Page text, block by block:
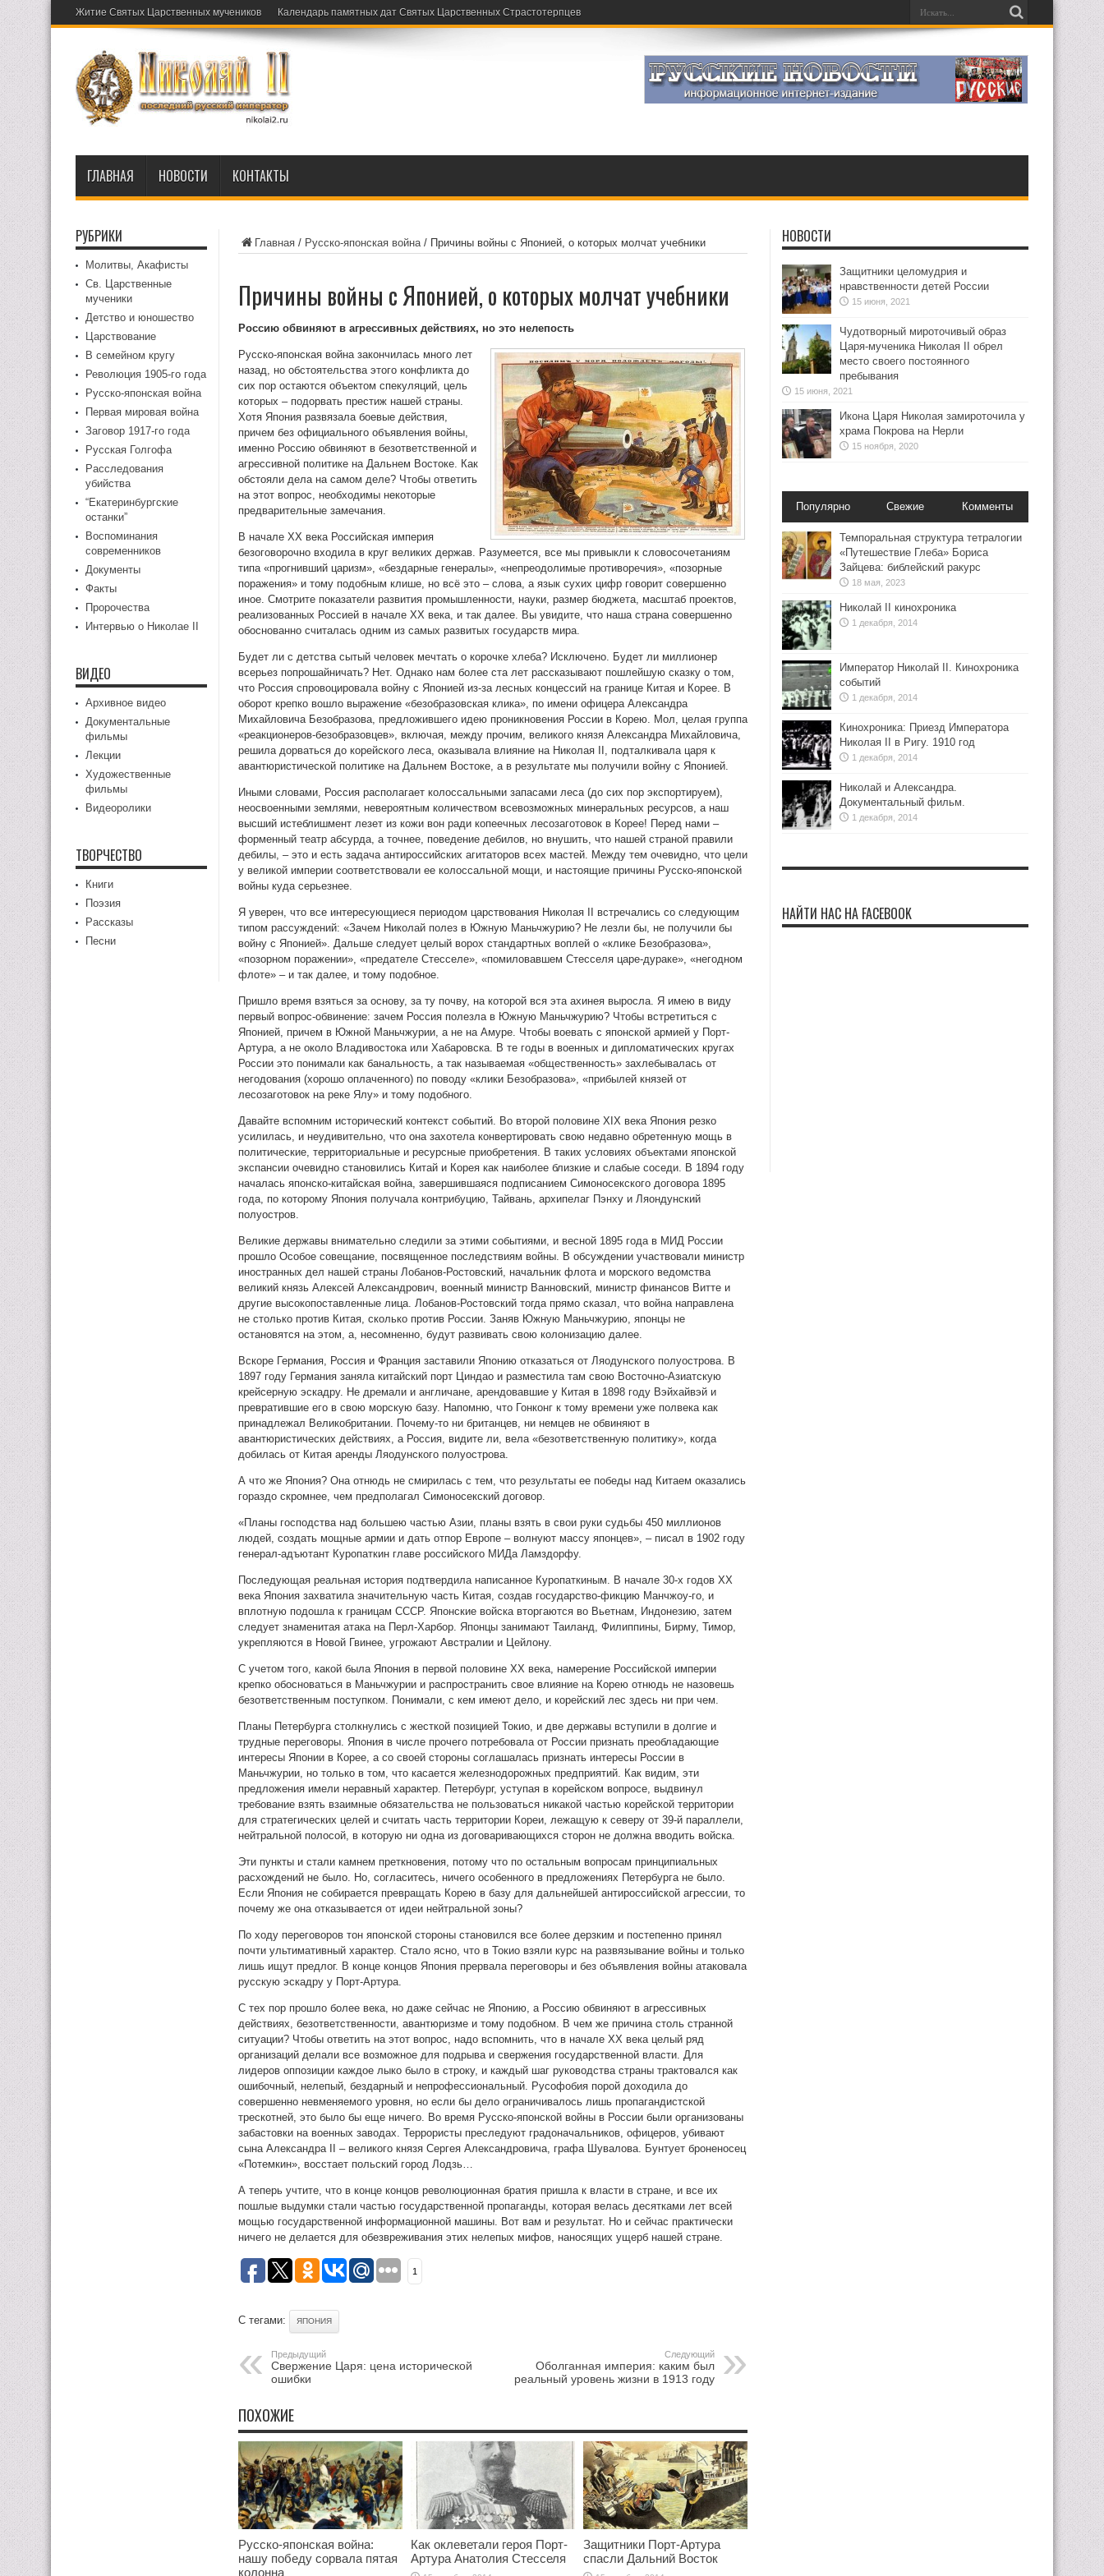
Житие Святых Царственных мучеников Календарь памятных дат Святых Царственных Страстотерпцев
ГЛАВНАЯ НОВОСТИ КОНТАКТЫ
Главная / Русско-японская война/ Причины войны с Японией, о которых молчат учебники
Причины войны с Японией, о которых молчат учебники
Россию обвиняют в агрессивных действиях, но это нелепость
Русско-японская война закончилась много лет
назад, но обстоятельства этого конфликта до
сих пор остаются объектом спекуляций, цель
которых – подорвать престиж нашей страны.
Хотя Япония развязала боевые действия,
причем без официального объявления войны,
именно Россию обвиняют в безответственной и
агрессивной политике на Дальнем Востоке. Как
обстояли дела на самом деле? Чтобы ответить
на этот вопрос, необходимы некоторые
предварительные замечания.
В начале XX века Российская империя
безоговорочно входила в круг великих держав. Разумеется, все мы привыкли к словосочетаниям
типа «прогнивший царизм», «бездарные генералы», «непреодолимые противоречия», «позорные
поражения» и тому подобным клише, но всё это – слова, а язык сухих цифр говорит совершенно
иное. Смотрите показатели развития промышленности, науки, размер бюджета, масштаб проектов,
реализованных Россией в начале XX века, и так далее. Вы увидите, что наша страна совершенно
обоснованно считалась одним из самых развитых государств мира.
Будет ли с детства сытый человек мечтать о корочке хлеба? Исключено. Будет ли миллионер
всерьез попрошайничать? Нет. Однако нам более ста лет рассказывают пошлейшую сказку о том,
что Россия спровоцировала войну с Японией из-за лесных концессий на границе Китая и Корее. В
оборот крепко вошло выражение «безобразовская клика», по имени офицера Александра
Михайловича Безобразова, предложившего идею проникновения России в Корею. Мол, целая группа
«реакционеров-безобразовцев», включая, между прочим, великого князя Александра Михайловича,
решила дорваться до корейского леса, оказывала влияние на Николая II, подталкивала царя к
авантюристической политике на Дальнем Востоке, а в результате мы получили войну с Японией.
Иными словами, Россия располагает колоссальными запасами леса (до сих пор экспортируем),
неосвоенными землями, невероятным количеством всевозможных минеральных ресурсов, а наш
высший истеблишмент лезет из кожи вон ради копеечных лесозаготовок в Корее! Перед нами –
форменный театр абсурда, а точнее, поведение дебилов, но внушить, что нашей страной правили
дебилы, – это и есть задача антироссийских агитаторов всех мастей. Между тем очевидно, что цели
у великой империи соответствовали ее колоссальной мощи, и настоящие причины Русско-японской
войны куда серьезнее.
Я уверен, что все интересующиеся периодом царствования Николая II встречались со следующим
типом рассуждений: «Зачем Николай полез в Южную Маньчжурию? Не лезли бы, не получили бы
войну с Японией». Дальше следует целый ворох стандартных воплей о «клике Безобразова»,
«позорном поражении», «предателе Стесселе», «помиловавшем Стесселя царе-дураке», «негодном
флоте» – и так далее, и тому подобное.
Пришло время взяться за основу, за ту почву, на которой вся эта ахинея выросла. Я имею в виду
первый вопрос-обвинение: зачем Россия полезла в Южную Маньчжурию? Чтобы встретиться с
Японией, причем в Южной Маньчжурии, а не на Амуре. Чтобы воевать с японской армией у Порт-
Артура, а не около Владивостока или Хабаровска. В те годы в военных и дипломатических кругах
России это понимали как банальность, а так называемая «общественность» захлебывалась от
негодования (хорошо оплаченного) по поводу «клики Безобразова», «прибылей князей от
лесозаготовок на реке Ялу» и тому подобного.
Давайте вспомним исторический контекст событий. Во второй половине XIX века Япония резко
усилилась, и неудивительно, что она захотела конвертировать свою недавно обретенную мощь в
политические, территориальные и ресурсные приобретения. В таких условиях объектами японской
экспансии очевидно становились Китай и Корея как наиболее близкие и слабые соседи. В 1894 году
началась японско-китайская война, завершившаяся подписанием Симоносекского договора 1895
года, по которому Япония получала контрибуцию, Тайвань, архипелаг Пэнху и Ляондунский
полуостров.
Великие державы внимательно следили за этими событиями, и весной 1895 года в МИД России
прошло Особое совещание, посвященное последствиям войны. В обсуждении участвовали министр
иностранных дел нашей страны Лобанов-Ростовский, начальник флота и морского ведомства
великий князь Алексей Александрович, военный министр Ванновский, министр финансов Витте и
другие высокопоставленные лица. Лобанов-Ростовский тогда прямо сказал, что война направлена
не столько против Китая, сколько против России. Заняв Южную Маньчжурию, японцы не
остановятся на этом, а, несомненно, будут развивать свою колонизацию далее.
Вскоре Германия, Россия и Франция заставили Японию отказаться от Ляодунского полуострова. В
1897 году Германия заняла китайский порт Циндао и разместила там свою Восточно-Азиатскую
крейсерную эскадру. Не дремали и англичане, арендовавшие у Китая в 1898 году Вэйхайвэй и
превратившие его в свою морскую базу. Напомню, что Гонконг к тому времени уже полвека как
принадлежал Великобритании. Почему-то ни британцев, ни немцев не обвиняют в
авантюристических действиях, а Россия, видите ли, вела «безответственную политику», когда
добилась от Китая аренды Ляодунского полуострова.
А что же Япония? Она отнюдь не смирилась с тем, что результаты ее победы над Китаем оказались
гораздо скромнее, чем предполагал Симоносекский договор.
«Планы господства над большею частью Азии, планы взять в свои руки судьбы 450 миллионов
людей, создать мощные армии и дать отпор Европе – волнуют массу японцев», – писал в 1902 году
генерал-адъютант Куропаткин главе российского МИДа Ламздорфу.
Последующая реальная история подтвердила написанное Куропаткиным. В начале 30-х годов XX
века Япония захватила значительную часть Китая, создав государство-фикцию Манчжоу-го, и
вплотную подошла к границам СССР. Японские войска вторгаются во Вьетнам, Индонезию, затем
следует знаменитая атака на Перл-Харбор. Японцы занимают Таиланд, Филиппины, Бирму, Тимор,
укрепляются в Новой Гвинее, угрожают Австралии и Цейлону.
С учетом того, какой была Япония в первой половине XX века, намерение Российской империи
крепко обосноваться в Маньчжурии и распространить свое влияние на Корею отнюдь не назовешь
безответственным поступком. Понимали, с кем имеют дело, и корейский лес здесь ни при чем.
Планы Петербурга столкнулись с жесткой позицией Токио, и две державы вступили в долгие и
трудные переговоры. Япония в числе прочего потребовала от России признать преобладающие
интересы Японии в Корее, а со своей стороны соглашалась признать интересы России в
Маньчжурии, но только в том, что касается железнодорожных предприятий. Как видим, эти
предложения имели неравный характер. Петербург, уступая в корейском вопросе, выдвинул
требование взять взаимные обязательства не пользоваться никакой частью корейской территории
для стратегических целей и считать часть территории Кореи, лежащую к северу от 39-й параллели,
нейтральной полосой, в которую ни одна из договаривающихся сторон не должна вводить войска.
Эти пункты и стали камнем преткновения, потому что по остальным вопросам принципиальных
расхождений не было. Но, согласитесь, ничего особенного в предложениях Петербурга не было.
Если Япония не собирается превращать Корею в базу для дальнейшей антироссийской агрессии, то
почему же она отказывается от идеи нейтральной зоны?
По ходу переговоров тон японской стороны становился все более дерзким и постепенно принял
почти ультимативный характер. Стало ясно, что в Токио взяли курс на развязывание войны и только
лишь ищут предлог. В конце концов Япония прервала переговоры и без объявления войны атаковала
русскую эскадру у Порт-Артура.
С тех пор прошло более века, но даже сейчас не Японию, а Россию обвиняют в агрессивных
действиях, безответственности, авантюризме и тому подобном. В чем же причина столь странной
ситуации? Чтобы ответить на этот вопрос, надо вспомнить, что в начале XX века целый ряд
организаций делали все возможное для подрыва и свержения государственной власти. Для
лидеров оппозиции каждое лыко было в строку, и каждый шаг руководства страны трактовался как
ошибочный, нелепый, бездарный и непрофессиональный. Русофобия порой доходила до
совершенно невменяемого уровня, но если бы дело ограничивалось лишь пропагандистской
трескотней, это было бы еще ничего. Во время Русско-японской войны в России были организованы
забастовки на военных заводах. Террористы преследуют градоначальников, офицеров, убивают
сына Александра II – великого князя Сергея Александровича, графа Шувалова. Бунтует броненосец
«Потемкин», восстает польский город Лодзь…
А теперь учтите, что в конце концов революционная братия пришла к власти в стране, и все их
пошлые выдумки стали частью государственной пропаганды, которая велась десятками лет всей
мощью государственной информационной машины. Вот вам и результат. Но и сейчас практически
ничего не делается для обезвреживания этих нелепых мифов, наносящих ущерб нашей стране.
1
С тегами: ЯПОНИЯ
Предыдущий
Свержение Царя: цена исторической
ошибки
Следующий
Оболганная империя: каким был
реальный уровень жизни в 1913 году
ПОХОЖИЕ
Русско-японская война:
нашу победу сорвала пятая
колонна
Как оклеветали героя Порт-
Артура Анатолия Стесселя
Защитники Порт-Артура
спасли Дальний Восток
РУБРИКИ
Молитвы, Акафисты
Св. Царственные
мученики
Детство и юношество
Царствование
В семейном кругу
Революция 1905-го года
Русско-японская война
Первая мировая война
Заговор 1917-го года
Русская Голгофа
Расследования
убийства
“Екатеринбургские
останки”
Воспоминания
современников
Документы
Факты
Пророчества
Интервью о Николае II
ВИДЕО
Архивное видео
Документальные
фильмы
Лекции
Художественные
фильмы
Видеоролики
ТВОРЧЕСТВО
Книги
Поэзия
Рассказы
Песни
НОВОСТИ
Защитники целомудрия и
нравственности детей России
15 июня, 2021
Чудотворный мироточивый образ
Царя-мученика Николая II обрел
место своего постоянного
пребывания
15 июня, 2021
Икона Царя Николая замироточила у
храма Покрова на Нерли
15 ноября, 2020
Популярно Свежие Комменты
Темпоральная структура тетралогии
«Путешествие Глеба» Бориса
Зайцева: библейский ракурс
18 мая, 2023
Николай II кинохроника
1 декабря, 2014
Император Николай II. Кинохроника
событий
1 декабря, 2014
Кинохроника: Приезд Императора
Николая II в Ригу. 1910 год
1 декабря, 2014
Николай и Александра.
Документальный фильм.
1 декабря, 2014
НАЙТИ НАС НА FACEBOOK